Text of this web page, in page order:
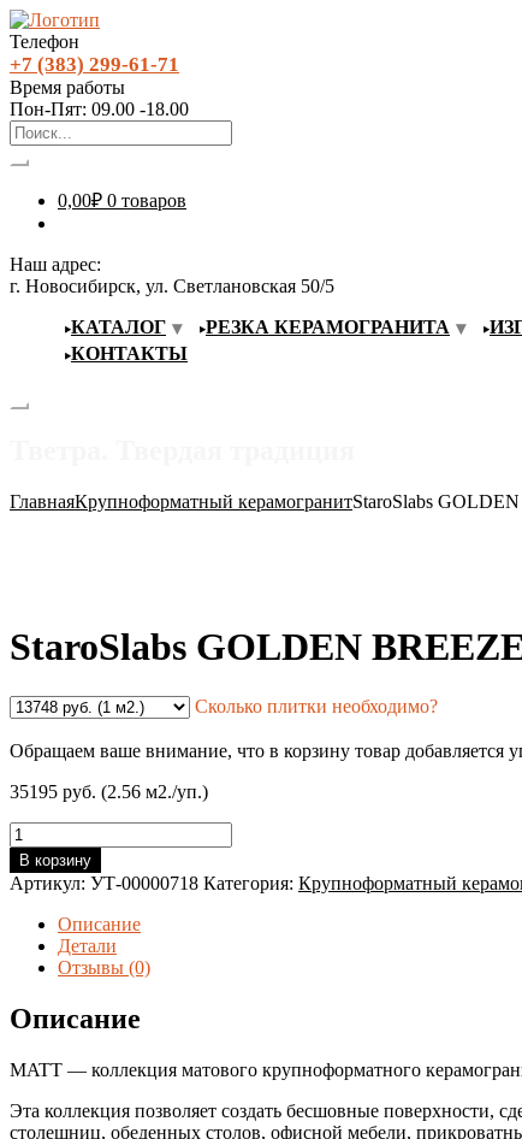
Телефон
+7 (383) 299-61-71
Время работы
Пон-Пят: 09.00 -18.00
0,00₽ 0 товаров
Наш адрес:
г. Новосибирск, ул. Светлановская 50/5
КАТАЛОГ
РЕЗКА КЕРАМОГРАНИТА
КОНТАКТЫ
ГлавнаяКрупноформатный керамогранитStaroSlabs
StaroSlabs GOLDEN
Сколько плитки необходимо?
Обращаем ваше внимание, что в корзину товар
35195 руб. (2.56 м2./уп.)
Количество
товара
StaroSlabs
GOLDEN
BREEZE
800х3200х12мм
MATT
В корзину
Артикул: УТ-00000718 Категория: Крупноформатный
Описание
Детали
Отзывы (0)
Описание
MATT — коллекция матового крупноформатного
Эта коллекция позволяет создать бесшовные поверхности,
столешниц, обеденных столов, офисной мебели,